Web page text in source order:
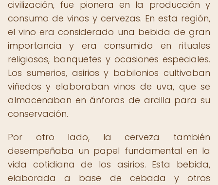
civilización, fue pionera en la producción y
consumo de vinos y cervezas. En esta región,
el vino era considerado una bebida de gran
importancia y era consumido en rituales
religiosos, banquetes y ocasiones especiales.
Los sumerios, asirios y babilonios cultivaban
viñedos y elaboraban vinos de uva, que se
almacenaban en ánforas de arcilla para su
conservación.
Por otro lado, la cerveza también
desempeñaba un papel fundamental en la
vida cotidiana de los asirios. Esta bebida,
elaborada a base de cebada y otros